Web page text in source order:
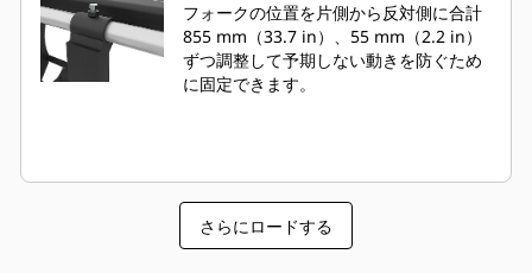
フォークの位置を片側から反対側に合計
855 mm（33.7 in）、55 mm（2.2 in）
ずつ調整して予期しない動きを防ぐため
に固定できます。
さらにロードする